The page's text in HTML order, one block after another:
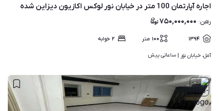
اجاره آپارتمان 100 متر در خیابان نور لوکس اکازیون دیزاین شده
رهن: ۷۵۰,۰۰۰,۰۰۰
۱۳۹۴ ۱۰۰ متر ۲ خوابه
آمل، خیابان نور | ساعاتی پیش